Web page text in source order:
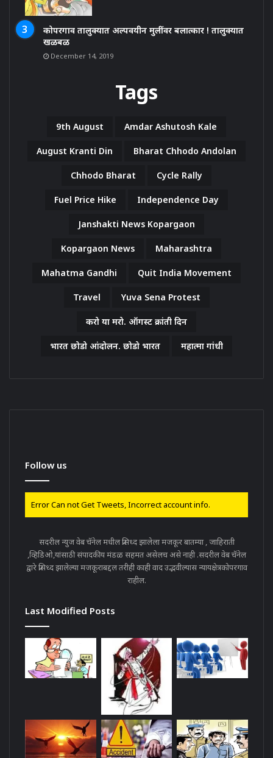
कोपरगाव तालुक्यात अल्पवयीन मुलींवर बलात्कार ! तालुक्यात
खळबळ
December 14, 2019
Tags
9th August Amdar Ashutosh Kale
August Kranti Din Bharat Chhodo Andolan
Chhodo Bharat Cycle Rally
Fuel Price Hike Independence Day
Janshakti News Kopargaon
Kopargaon News Maharashtra
Mahatma Gandhi Quit India Movement
Travel Yuva Sena Protest
करो या मरो. ऑगस्ट क्रांती दिन
भारत छोडो आंदोलन. छोडो भारत महात्मा गांधी
Follow us
Error Can not Get Tweets, Incorrect account info.
सदरील न्युज वेब चॅनेल मधील प्रसिध्द झालेला मजकूर बातम्या , जाहिराती
,व्हिडिओ,यांसाठी संपादकीय मंडळ सहमत असेलच असे नाही .सदरील वेब चॅनेल
द्वारे प्रसिध्द झालेल्या मजकूराबद्दल तरीही काही वाद उद्भवील्यास न्यायक्षेत्रकोपरगाव
राहील.
Last Modified Posts